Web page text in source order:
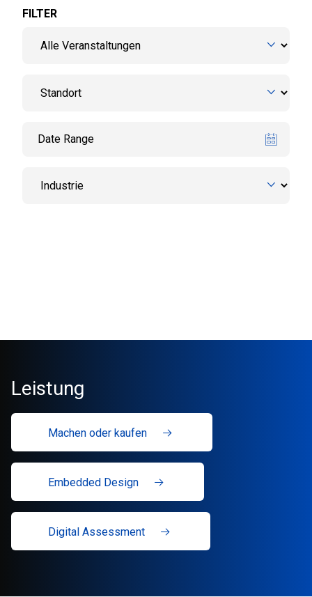
FILTER
Leistung
Machen oder kaufen
Embedded Design
Digital Assessment